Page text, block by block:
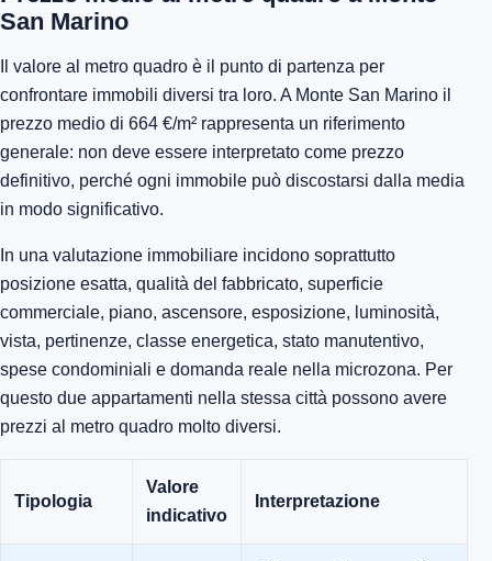
San Marino
Il valore al metro quadro è il punto di partenza per
confrontare immobili diversi tra loro. A Monte San Marino il
prezzo medio di 664 €/m² rappresenta un riferimento
generale: non deve essere interpretato come prezzo
definitivo, perché ogni immobile può discostarsi dalla media
in modo significativo.
In una valutazione immobiliare incidono soprattutto
posizione esatta, qualità del fabbricato, superficie
commerciale, piano, ascensore, esposizione, luminosità,
vista, pertinenze, classe energetica, stato manutentivo,
spese condominiali e domanda reale nella microzona. Per
questo due appartamenti nella stessa città possono avere
prezzi al metro quadro molto diversi.
Tipologia
Valore
indicativo
Interpretazione